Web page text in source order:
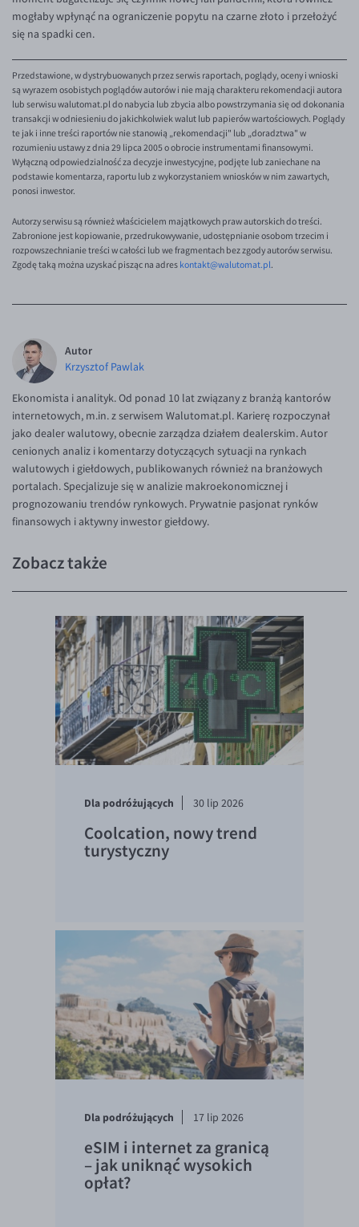
mogłaby wpłynąć na ograniczenie popytu na czarne złoto i przełożyć
się na spadki cen.
Przedstawione, w dystrybuowanych przez serwis raportach, poglądy, oceny i wnioski
są wyrazem osobistych poglądów autorów i nie mają charakteru rekomendacji autora
lub serwisu walutomat.pl do nabycia lub zbycia albo powstrzymania się od dokonania
transakcji w odniesieniu do jakichkolwiek walut lub papierów wartościowych. Poglądy
te jak i inne treści raportów nie stanowią „rekomendacji" lub „doradztwa" w
rozumieniu ustawy z dnia 29 lipca 2005 o obrocie instrumentami finansowymi.
Wyłączną odpowiedzialność za decyzje inwestycyjne, podjęte lub zaniechane na
podstawie komentarza, raportu lub z wykorzystaniem wniosków w nim zawartych,
ponosi inwestor.
Autorzy serwisu są również właścicielem majątkowych praw autorskich do treści.
Zabronione jest kopiowanie, przedrukowywanie, udostępnianie osobom trzecim i
rozpowszechnianie treści w całości lub we fragmentach bez zgody autorów serwisu.
Zgodę taką można uzyskać pisząc na adres kontakt@walutomat.pl.
Autor
Krzysztof Pawlak
Ekonomista i analityk. Od ponad 10 lat związany z branżą kantorów
internetowych, m.in. z serwisem Walutomat.pl. Karierę rozpoczynał
jako dealer walutowy, obecnie zarządza działem dealerskim. Autor
cenionych analiz i komentarzy dotyczących sytuacji na rynkach
walutowych i giełdowych, publikowanych również na branżowych
portalach. Specjalizuje się w analizie makroekonomicznej i
prognozowaniu trendów rynkowych. Prywatnie pasjonat rynków
finansowych i aktywny inwestor giełdowy.
Zobacz także
Dla podróżujących 30 lip 2026
Coolcation, nowy trend
turystyczny
Dla podróżujących 17 lip 2026
eSIM i internet za granicą
– jak uniknąć wysokich
opłat?